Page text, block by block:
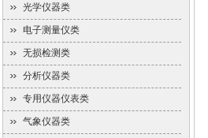
光学仪器类
电子测量仪类
无损检测类
分析仪器类
专用仪器仪表类
气象仪器类